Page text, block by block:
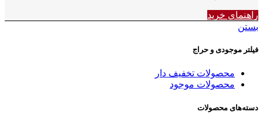
راهنمای خرید
بستن
فیلتر موجودی و حراج
محصولات تخفیف دار
محصولات موجود
دسته‌های محصولات